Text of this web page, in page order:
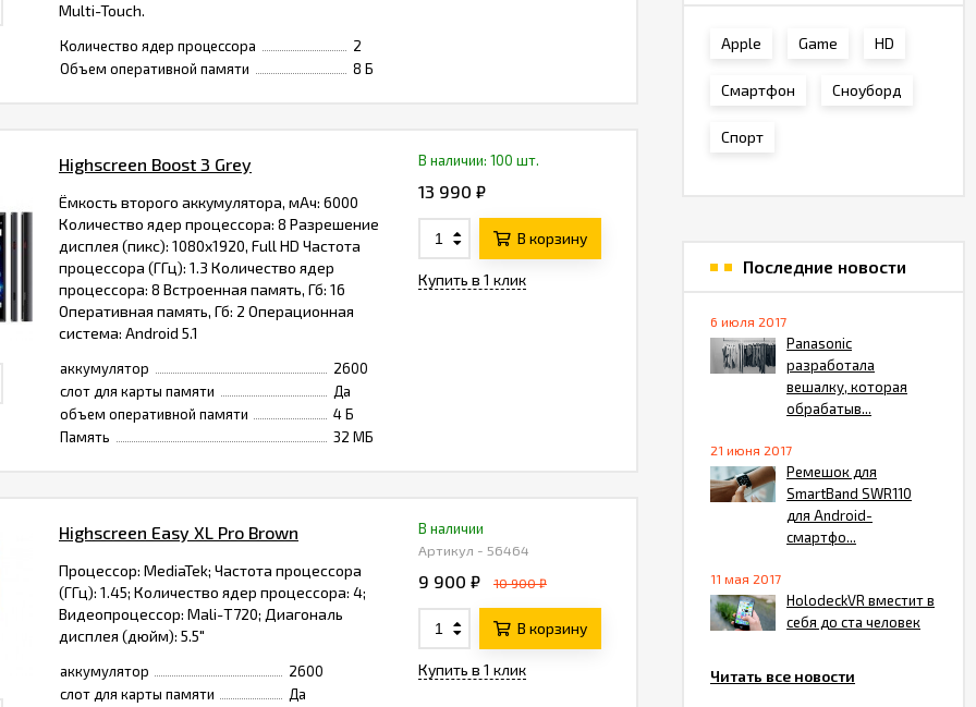
Multi-Touch.
Количество ядер процессора
2
Объем оперативной памяти
8 Б
Highscreen Boost 3 Grey
Ёмкость второго аккумулятора, мАч: 6000
Количество ядер процессора: 8 Разрешение
дисплея (пикс): 1080x1920, Full HD Частота
процессора (ГГц): 1.3 Количество ядер
процессора: 8 Встроенная память, Гб: 16
Оперативная память, Гб: 2 Операционная
система: Android 5.1
аккумулятор
2600
слот для карты памяти
Да
объем оперативной памяти
4 Б
Память
32 МБ
В наличии: 100 шт.
13 990 ₽
В корзину
Купить в 1 клик
Highscreen Easy XL Pro Brown
Процессор: MediaTek; Частота процессора
(ГГц): 1.45; Количество ядер процессора: 4;
Видеопроцессор: Mali-Т720; Диагональ
дисплея (дюйм): 5.5"
аккумулятор
2600
слот для карты памяти
Да
В наличии
Артикул - 56464
9 900 ₽ 10 900 ₽
В корзину
Купить в 1 клик
Apple Game HD
Смартфон Сноуборд
Спорт
Последние новости
6 июля 2017
Panasonic
разработала
вешалку, которая
обрабатыв...
21 июня 2017
Ремешок для
SmartBand SWR110
для Android-
смартфо...
11 мая 2017
HolodeckVR вместит в
себя до ста человек
Читать все новости